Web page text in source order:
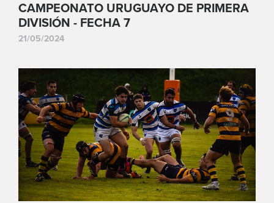
CAMPEONATO URUGUAYO DE PRIMERA
DIVISIÓN - FECHA 7
21/05/2024